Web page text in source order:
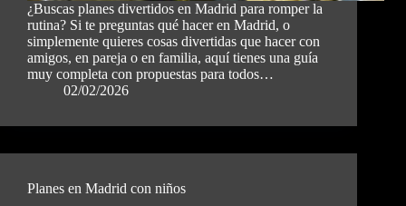
¿Buscas planes divertidos en Madrid para romper la
rutina? Si te preguntas qué hacer en Madrid, o
simplemente quieres cosas divertidas que hacer con
amigos, en pareja o en familia, aquí tienes una guía
muy completa con propuestas para todos…
02/02/2026
Planes en Madrid con niños